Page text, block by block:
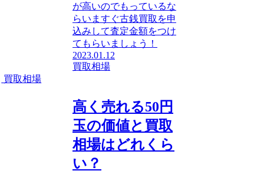
が高いのでもっているな
らいますぐ古銭買取を申
込みして査定金額をつけ
てもらいましょう！
2023.01.12
買取相場
買取相場
高く売れる50円
玉の価値と買取
相場はどれくら
い？